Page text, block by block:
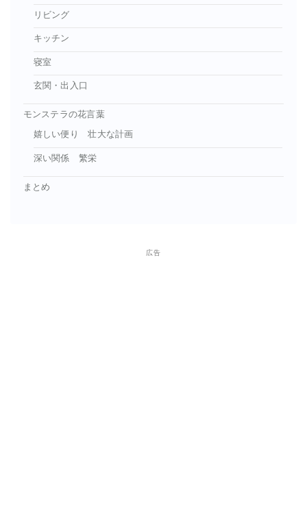
リビング
キッチン
寝室
玄関・出入口
モンステラの花言葉
嬉しい便り 壮大な計画
深い関係 繁栄
まとめ
広告